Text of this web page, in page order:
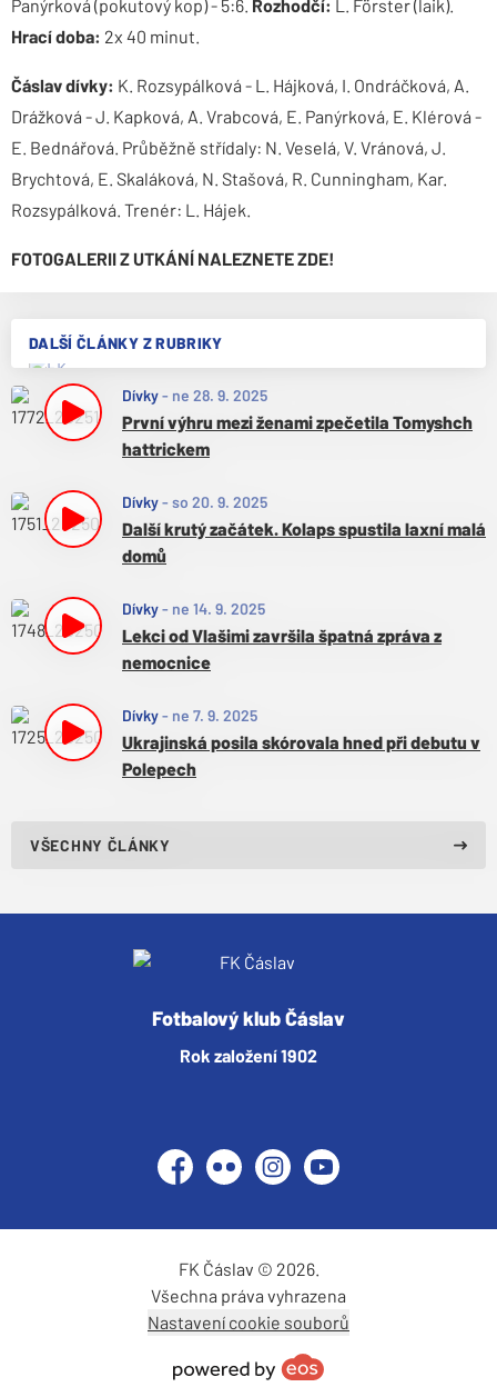
DALŠÍ ČLÁNKY Z RUBRIKY
Dívky- ne 28. 9. 2025
První výhru mezi ženami zpečetila Tomyshch
hattrickem
Dívky- so 20. 9. 2025
Další krutý začátek. Kolaps spustila laxní malá
domů
Dívky- ne 14. 9. 2025
Lekci od Vlašimi završila špatná zpráva z
nemocnice
Dívky- ne 7. 9. 2025
Ukrajinská posila skórovala hned při debutu v
Polepech
VŠECHNY ČLÁNKY
Panýrková (pokutový kop) - 5:6. Rozhodčí: L. Förster (laik).
Hrací doba: 2x 40 minut.
Čáslav dívky: K. Rozsypálková - L. Hájková, I. Ondráčková, A.
Drážková - J. Kapková, A. Vrabcová, E. Panýrková, E. Klérová -
E. Bednářová. Průběžně střídaly: N. Veselá, V. Vránová, J.
Brychtová, E. Skaláková, N. Stašová, R. Cunningham, Kar.
Rozsypálková. Trenér: L. Hájek.
FOTOGALERII Z UTKÁNÍ NALEZNETE ZDE!
Fotbalový klub Čáslav
Rok založení 1902
Facebook
Flickr InstagramYouTube
FK Čáslav © 2026.
Všechna práva vyhrazena
Nastavení cookie souborů